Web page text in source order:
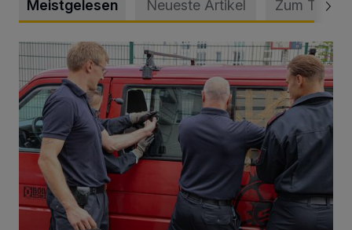
Meistgelesen Neueste Artikel Zum Thema
Feuerwehr befreit Kind aus verschlossenem VW Bulli